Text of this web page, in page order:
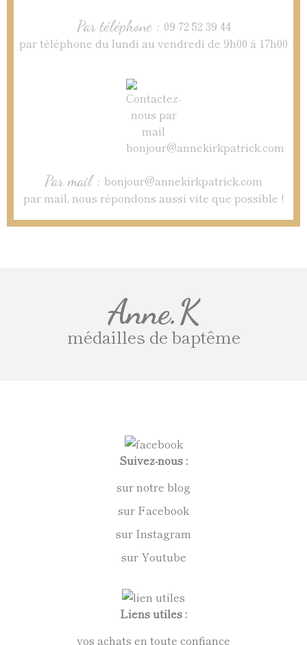
Par téléphone : 09 72 52 39 44
par téléphone du lundi au vendredi de 9h00 à 17h00
Par mail : bonjour@annekirkpatrick.com
par mail, nous répondons aussi vite que possible !
Anne.K
médailles de baptême
Suivez-nous :
sur notre blog
sur Facebook
sur Instagram
sur Youtube
Liens utiles :
vos achats en toute confiance